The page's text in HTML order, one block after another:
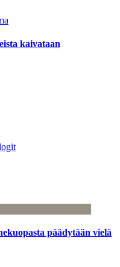
kaivataan
päädytään vielä